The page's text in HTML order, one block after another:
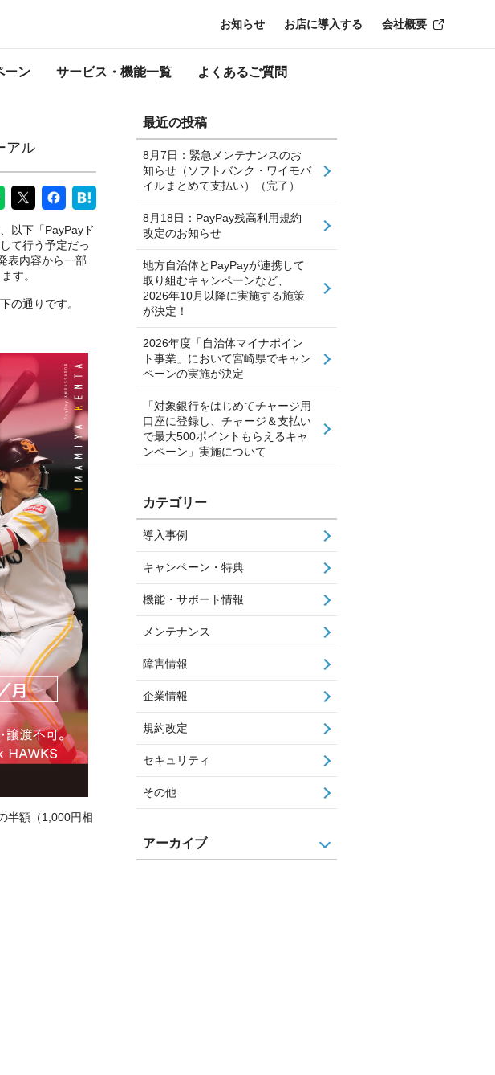
ーン サービス・機能一覧 よくあるご質問
お知らせ お店に導入する 会社概要
知らせ
アル
以下「PayPayド
て行う予定だっ
表内容から一部
す。
の通りです。
半額（1,000円相
最近の投稿
8月7日：緊急メンテナンスのお
知らせ（ソフトバンク・ワイモバ
イルまとめて支払い）（完了）
8月18日：PayPay残高利用規約
改定のお知らせ
地方自治体とPayPayが連携して
取り組むキャンペーンなど、
2026年10月以降に実施する施策
が決定！
2026年度「自治体マイナポイン
ト事業」において宮崎県でキャン
ペーンの実施が決定
「対象銀行をはじめてチャージ用
口座に登録し、チャージ＆支払い
で最大500ポイントもらえるキャ
ンペーン」実施について
カテゴリー
導入事例
キャンペーン・特典
機能・サポート情報
メンテナンス
障害情報
企業情報
規約改定
セキュリティ
その他
アーカイブ